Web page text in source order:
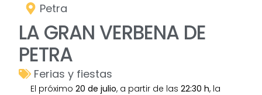
Petra
LA GRAN VERBENA DE
PETRA
Ferias y fiestas
El próximo20 de julio, a partir de las22:30 h, la